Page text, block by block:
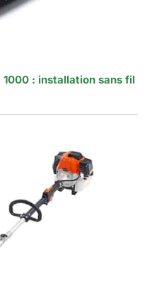
: installation sans fil